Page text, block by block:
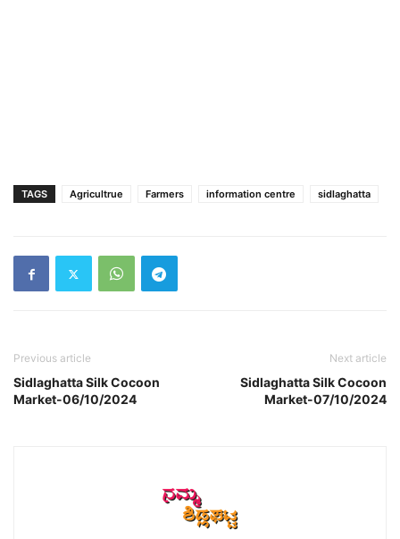
TAGS Agricultrue Farmers information centre sidlaghatta
Previous article
Sidlaghatta Silk Cocoon
Market-06/10/2024
Next article
Sidlaghatta Silk Cocoon
Market-07/10/2024